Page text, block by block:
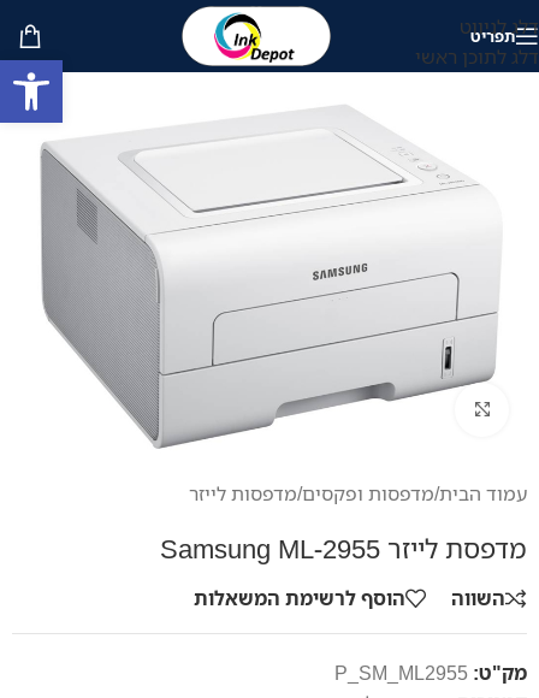
דלג לניווט
דלג לתוכן ראשי
תפריט
לחץ להגדלה
עמוד הבית/מדפסות ופקסים/מדפסות לייזר
מדפסת לייזר Samsung ML-2955
השווה הוסף לרשימת המשאלות
מק"ט: P_SM_ML2955
פתח